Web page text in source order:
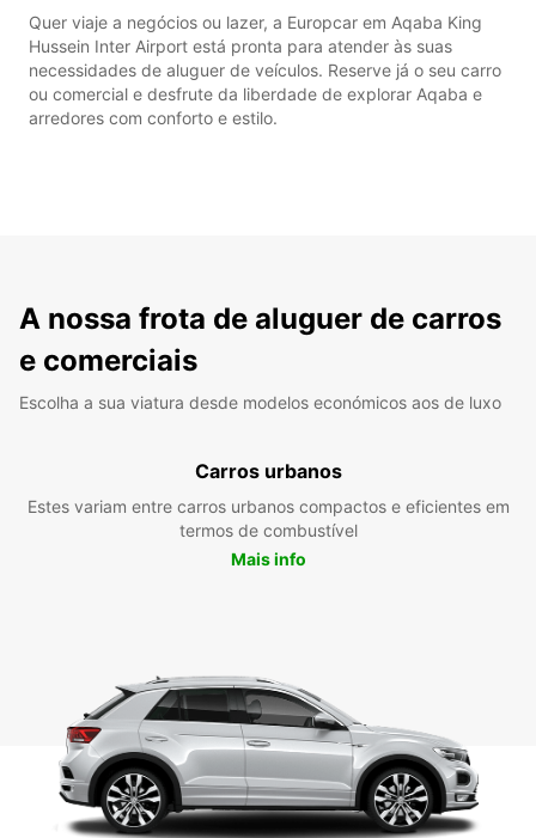
Quer viaje a negócios ou lazer, a Europcar em Aqaba King
Hussein Inter Airport está pronta para atender às suas
necessidades de aluguer de veículos. Reserve já o seu carro
ou comercial e desfrute da liberdade de explorar Aqaba e
arredores com conforto e estilo.
A nossa frota de aluguer de carros
e comerciais
Escolha a sua viatura desde modelos económicos aos de luxo
Carros urbanos
Estes variam entre carros urbanos compactos e eficientes em
termos de combustível
Mais info